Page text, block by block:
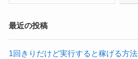
最近の投稿
1回きりだけど実行すると稼げる方法